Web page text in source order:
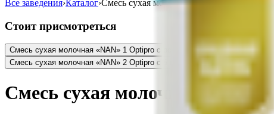
Все заведения›Каталог›Смесь сухая молочная «NAN» 1 Optipro с
Стоит присмотреться
Смесь сухая молочная «NAN» 1 Optipro с рождения29.48BYNBYN Смесь
Смесь сухая молочная «NAN» 2 Optipro с 6 месяцев 50.49 BYN
Смесь сухая молочная «NAN»